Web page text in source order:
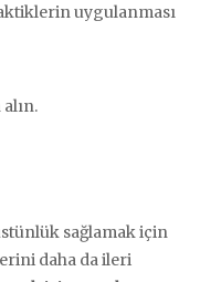
uygulanması
sağlamak için
daha da ileri